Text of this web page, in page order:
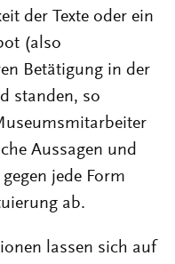
der Texte oder ein
(also
Betätigung in der
standen, so
Aussagen und
jede Form
ab.
lassen sich auf